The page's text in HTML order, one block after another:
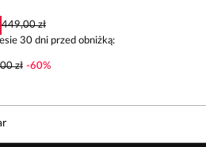
449,00 zł
30 dni przed obniżką:
zł -60%